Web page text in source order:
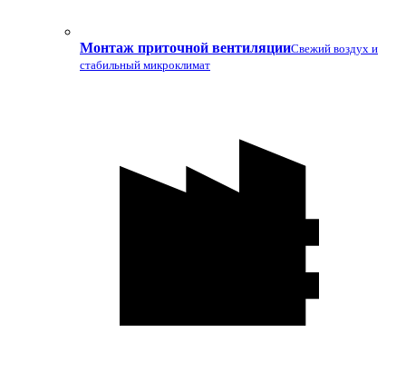
Монтаж приточной вентиляцииСвежий воздух и
стабильный микроклимат